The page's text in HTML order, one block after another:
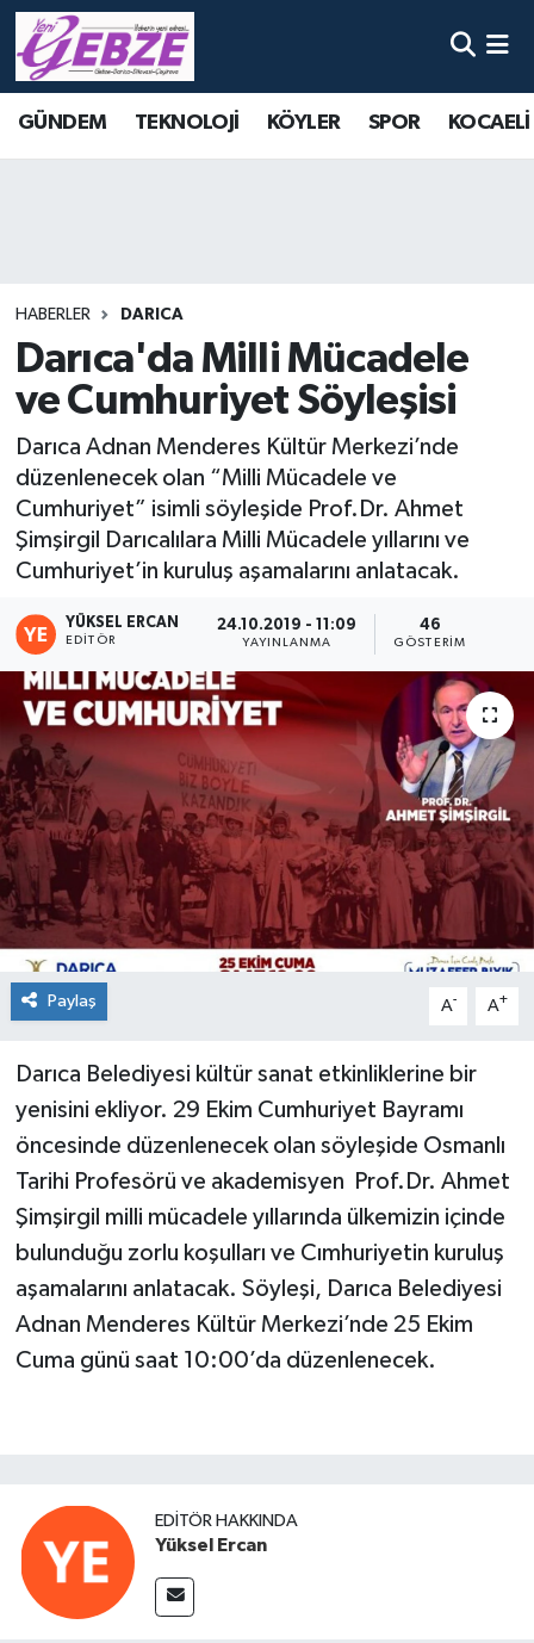
GÜNDEM TEKNOLOJİ KÖYLER SPOR
HABERLER DARICA
Darıca'da Milli Mücadele
ve Cumhuriyet Söyleşisi
Darıca Adnan Menderes Kültür Merkezi’nde
düzenlenecek olan “Milli Mücadele ve
Cumhuriyet” isimli söyleşide Prof.Dr. Ahmet
Şimşirgil Darıcalılara Milli Mücadele yıllarını ve
Cumhuriyet’in kuruluş aşamalarını anlatacak.
YÜKSEL ERCAN
EDITÖR
24.10.2019 - 11:09
YAYINLANMA
46
GÖSTERIM
Paylaş A- A+
Darıca Belediyesi kültür sanat etkinliklerine bir
yenisini ekliyor. 29 Ekim Cumhuriyet Bayramı
öncesinde düzenlenecek olan söyleşide Osmanlı
Tarihi Profesörü ve akademisyen Prof.Dr. Ahmet
Şimşirgil milli mücadele yıllarında ülkemizin içinde
bulunduğu zorlu koşulları ve Cımhuriyetin kuruluş
aşamalarını anlatacak. Söyleşi, Darıca Belediyesi
Adnan Menderes Kültür Merkezi’nde 25 Ekim
Cuma günü saat 10:00’da düzenlenecek.
EDITÖR HAKKINDA
Yüksel Ercan
Nöbetçi Eczaneler
Tüm Manşetler
Son Dakika Haberleri
Haber Arşivi